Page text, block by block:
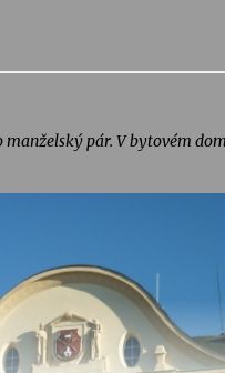
manželský pár. V bytovém